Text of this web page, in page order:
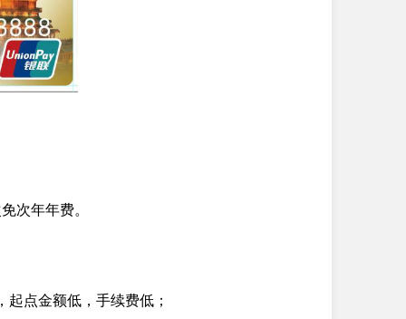
次年年费。
起点金额低，手续费低；